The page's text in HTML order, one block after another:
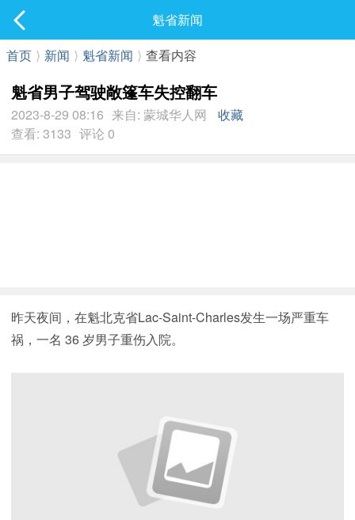
最新发表
魁省新闻
首页 ⟩ 新闻 ⟩ 魁省新闻 ⟩ 查看内容
魁省男子驾驶敞篷车失控翻车
2023-8-29 08:16 来自: 蒙城华人网
收藏
查看: 3133 评论 0
昨天夜间，在魁北克省Lac-Saint-Charles发生一场严重车
祸，一名 36 岁男子重伤入院。